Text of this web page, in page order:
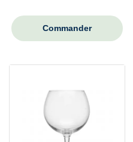
Commander